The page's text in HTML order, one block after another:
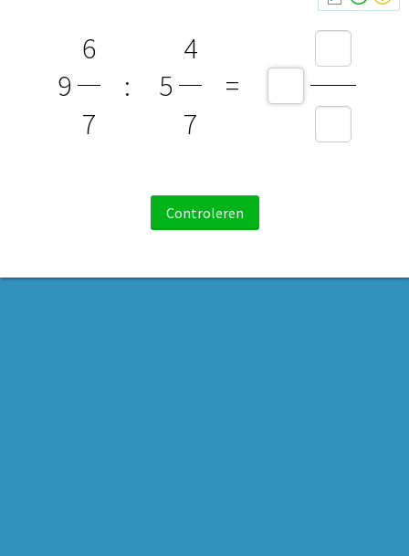
9
6
:
5
4
=
7
7